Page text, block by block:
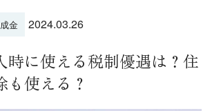
金 2024.03.26
時に使える税制優遇は？住
も使える？